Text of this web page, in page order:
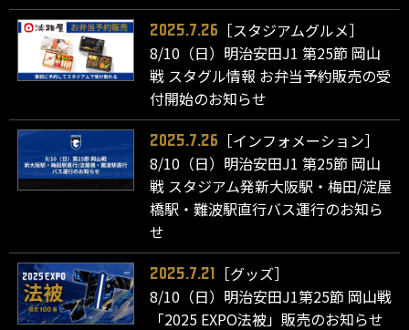
2025.7.26
［スタジアムグルメ］
8/10（日）明治安田J1 第25節 岡山
戦 スタグル情報 お弁当予約販売の受
付開始のお知らせ
2025.7.26
［インフォメーション］
8/10（日）明治安田J1 第25節 岡山
戦 スタジアム発新大阪駅・梅田/淀屋
橋駅・難波駅直行バス運行のお知ら
せ
2025.7.21
［グッズ］
8/10（日）明治安田J1第25節 岡山戦
「2025 EXPO法被」販売のお知らせ